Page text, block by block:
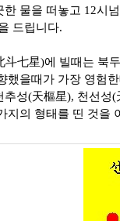
한 물을 떠놓고 12시
드립니다.
斗七星)에 빌때는 북
했을때가 가장 영험
추성(天樞星), 천선성
지의 형태를 띤 것을